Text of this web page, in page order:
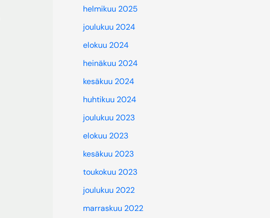
helmikuu 2025
joulukuu 2024
elokuu 2024
heinäkuu 2024
kesäkuu 2024
huhtikuu 2024
joulukuu 2023
elokuu 2023
kesäkuu 2023
toukokuu 2023
joulukuu 2022
marraskuu 2022